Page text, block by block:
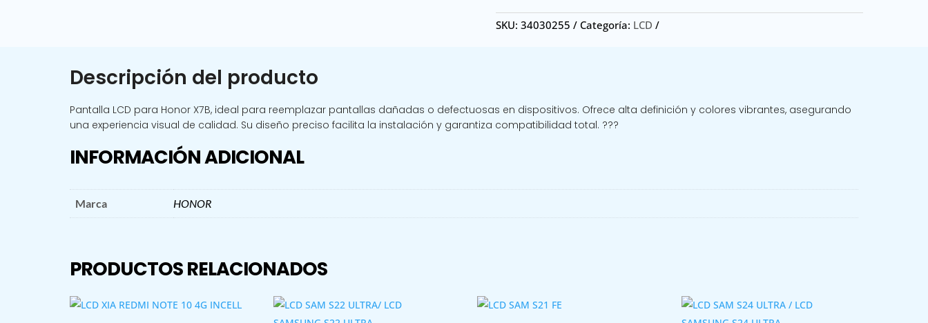
LCD
SKU:34030255 Categoría: LCD
Descripción del producto
Pantalla LCD para Honor X7B, ideal para reemplazar pantallas dañadas o defectuosas en dispositivos. Ofrece alta definición y colores vibrantes, asegurando
una experiencia visual de calidad. Su diseño preciso facilita la instalación y garantiza compatibilidad total. ???
INFORMACIÓN ADICIONAL
Marca HONOR
PRODUCTOS RELACIONADOS